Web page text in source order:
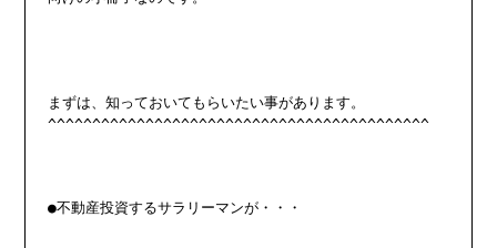
まずは、知っておいてもらいたい事があります。
^^^^^^^^^^^^^^^^^^^^^^^^^^^^^^^^^^^^^^^^^^^
●不動産投資するサラリーマンが・・・